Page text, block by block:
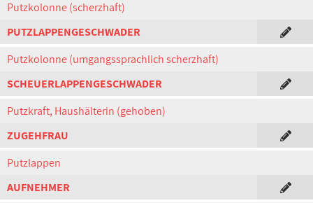
Putzkolonne (scherzhaft)
PUTZLAPPENGESCHWADER
Putzkolonne (umgangssprachlich scherzhaft)
SCHEUERLAPPENGESCHWADER
Putzkraft, Haushälterin (gehoben)
ZUGEHFRAU
Putzlappen
AUFNEHMER